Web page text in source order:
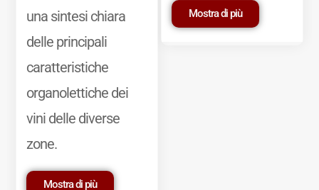
una sintesi chiara
delle principali
caratteristiche
organolettiche dei
vini delle diverse
zone.
Mostra di più
Mostra di più